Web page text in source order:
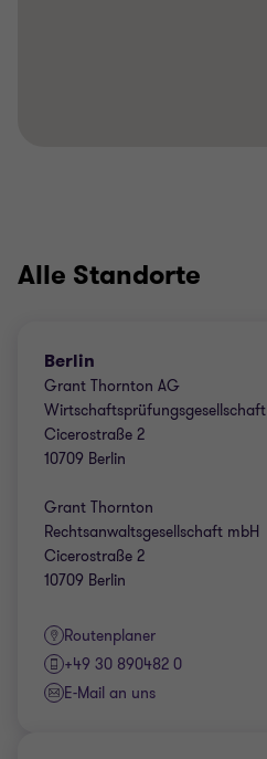
Alle Standorte
Berlin
Grant Thornton AG
Wirtschaftsprüfungsgesellschaft
Cicerostraße 2
10709 Berlin
Grant Thornton
Rechtsanwaltsgesellschaft mbH
Cicerostraße 2
10709 Berlin
Routenplaner
+49 30 890482 0
E-Mail an uns